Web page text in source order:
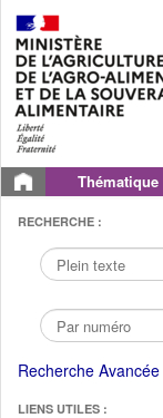
Thématique
RECHERCHE :
Recherche Avancée
LIENS UTILES :